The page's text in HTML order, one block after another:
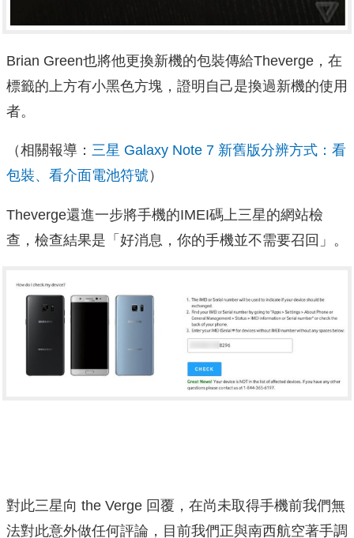
Brian Green也將他更換新機的包裝傳給Theverge，在
標籤的上方有小黑色方塊，證明自己是換過新機的使用
者。
（相關報導： 三星 Galaxy Note 7 新舊版分辨方式：看
包裝、看介面電池符號）
Theverge還進一步將手機的IMEI碼上三星的網站檢
查，檢查結果是「好消息，你的手機並不需要召回」。
對此三星向 the Verge 回覆，在尚未取得手機前我們無
法對此意外做任何評論，目前我們正與南西航空著手調